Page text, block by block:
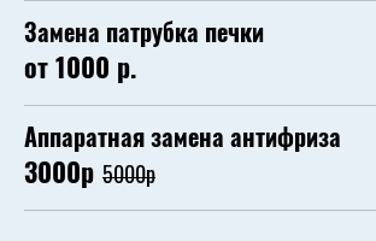
Замена патрубка печки
от 1000 р.
Аппаратная замена антифриза
3000р 5000р